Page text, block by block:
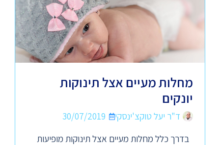
מחלות מעיים אצל תינוקות
יונקים
ד"ר יעל טוקצ'ינסקי
30/07/2019
בדרך כלל מחלות מעיים אצל תינוקות מופיעות